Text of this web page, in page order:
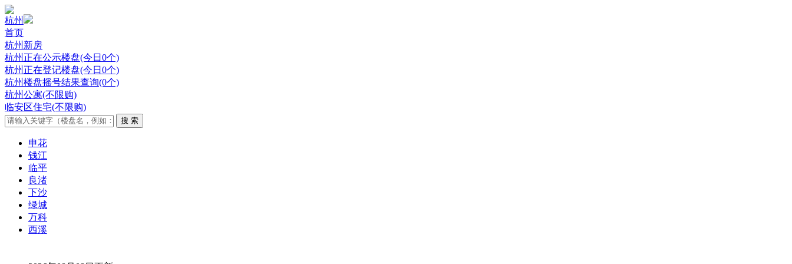
杭州
首页
杭州新房
杭州正在公示楼盘(今日0个)
杭州正在登记楼盘(今日0个)
杭州楼盘摇号结果查询(0个)
杭州公寓(不限购)
临安区住宅(不限购)
申花
钱江
临平
良渚
下沙
绿城
万科
西溪